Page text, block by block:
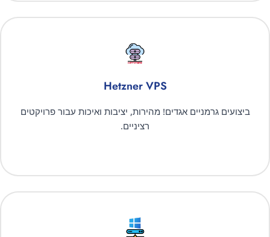
Hetzner VPS
ביצועים גרמניים אגדים! מהירות, יציבות ואיכות עבור פרויקטים
רציניים.